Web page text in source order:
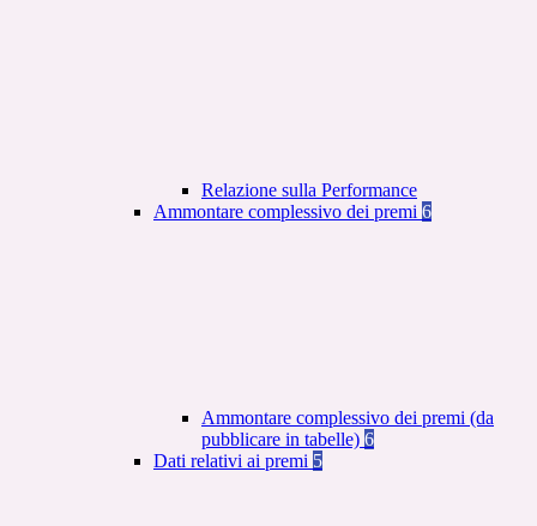
Relazione sulla Performance
Ammontare complessivo dei premi 6
Ammontare complessivo dei premi (da
pubblicare in tabelle) 6
Dati relativi ai premi 5